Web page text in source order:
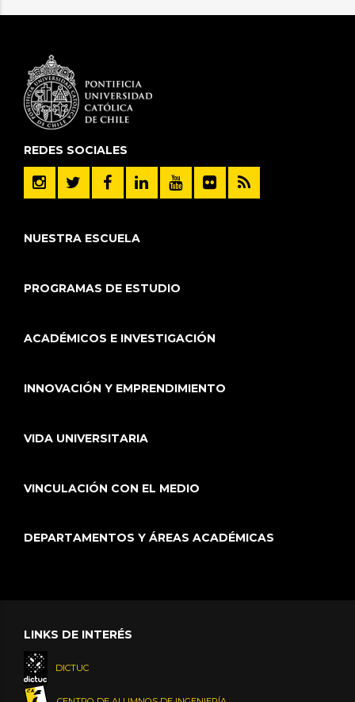
REDES SOCIALES
NUESTRA ESCUELA
PROGRAMAS DE ESTUDIO
ACADÉMICOS E INVESTIGACIÓN
INNOVACIÓN Y EMPRENDIMIENTO
VIDA UNIVERSITARIA
VINCULACIÓN CON EL MEDIO
DEPARTAMENTOS Y ÁREAS ACADÉMICAS
LINKS DE INTERÉS
DICTUC